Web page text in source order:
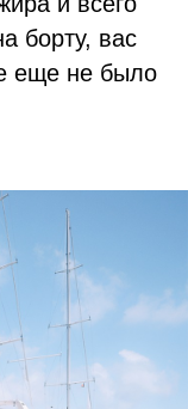
борту, вас
еще не было